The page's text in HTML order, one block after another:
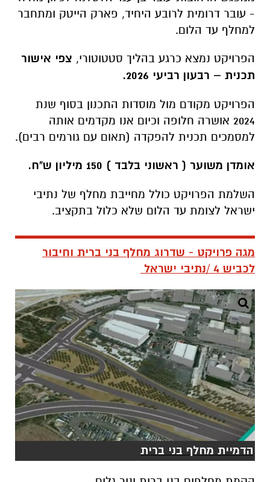
- עובר דרומית לרובע היחיד, פארק הייטק ומתחבר
למחלף עד הלום.
הפרויקט נמצא כרגע בהליך סטטוטורי, צפי אישור
תכנית – רבעון רביעי 2026.
הפרויקט מקודם מול מוסדות התכנון בסוף שנת
2024 אושרה חלופה וכיום אנו מקדמים אותה
למסמכים תכנית להפקדה (תאום עם גורמים רבים).
אומדן משוער ( ראשוני בלבד ) 150 מיליון ש"ח.
השלמת הפרויקט כולל מחייבת מחלף של נתיבי
ישראל לצומת עד הלום שלא כלול בתקציב.
מגה פרויקט - שדרוג מחלף בני ברית וחיבור
לכביש 4 /נתיבי ישראל
הדמיית מחלף בני ברית